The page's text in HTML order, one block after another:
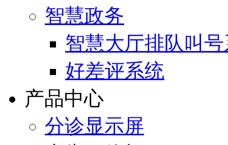
智慧政务
智慧大厅排队叫
好差评系统
产品中心
分诊显示屏